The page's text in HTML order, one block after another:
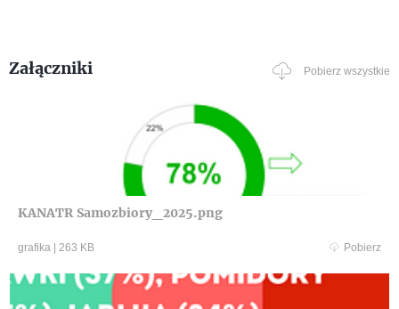
Załączniki Pobierz wszystkie
KANATR Samozbiory_2025.png
grafika 263 KB Pobierz